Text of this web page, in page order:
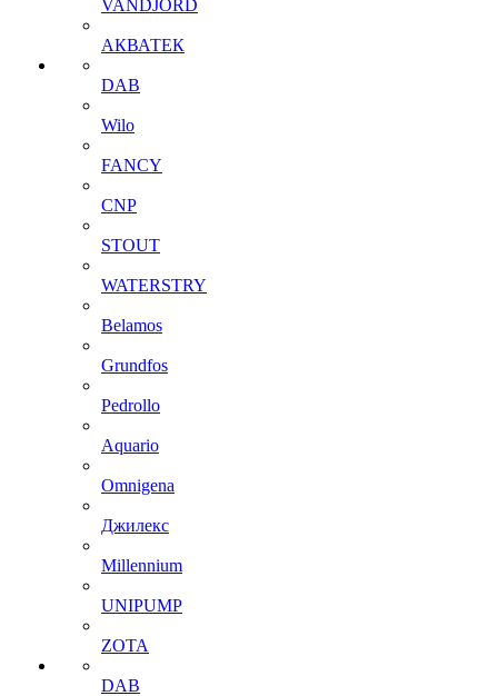
VANDJORD
АКВАТЕК
DAB
Wilo
FANCY
CNP
STOUT
WATERSTRY
Belamos
Grundfos
Pedrollo
Aquario
Omnigena
Джилекс
Millennium
UNIPUMP
ZOTA
DAB